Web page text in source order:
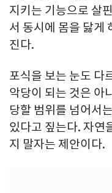
지키는 기능으로 살
서 동시에 몸을 닳게
진다.
포식을 보는 눈도 다
악당이 되는 것은 아
당할 범위를 넘어서
있다고 짚는다. 자연
지 말자는 제안이다.